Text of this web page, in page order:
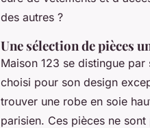
des autres ?
Une sélection de pièces
Maison 123 se distingue
choisi pour son design
trouver une robe en soie
parisien. Ces pièces ne